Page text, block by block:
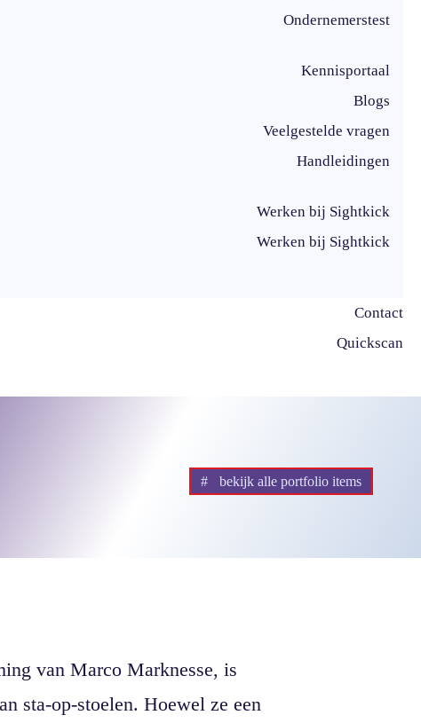
Ondernemerstest
Kennisportaal
Blogs
Veelgestelde vragen
Handleidingen
Werken bij Sightkick
Werken bij Sightkick
Contact
Quickscan
bekijk alle portfolio items
van Marco Marknesse, is
sta-op-stoelen. Hoewel ze een